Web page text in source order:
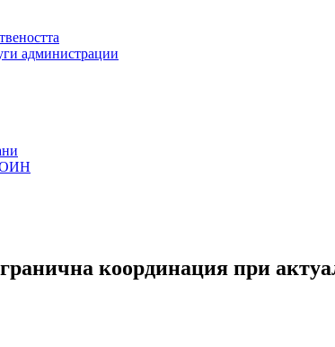
администрации
координация при